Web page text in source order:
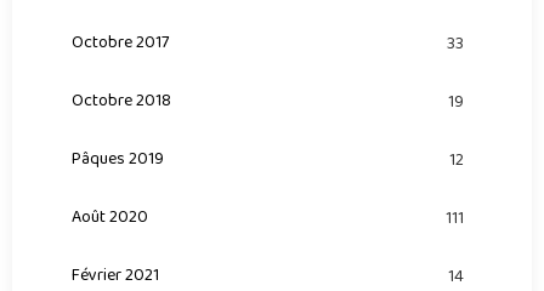
Octobre 2017 33
Octobre 2018 19
Pâques 2019 12
Août 2020 111
Février 2021 14